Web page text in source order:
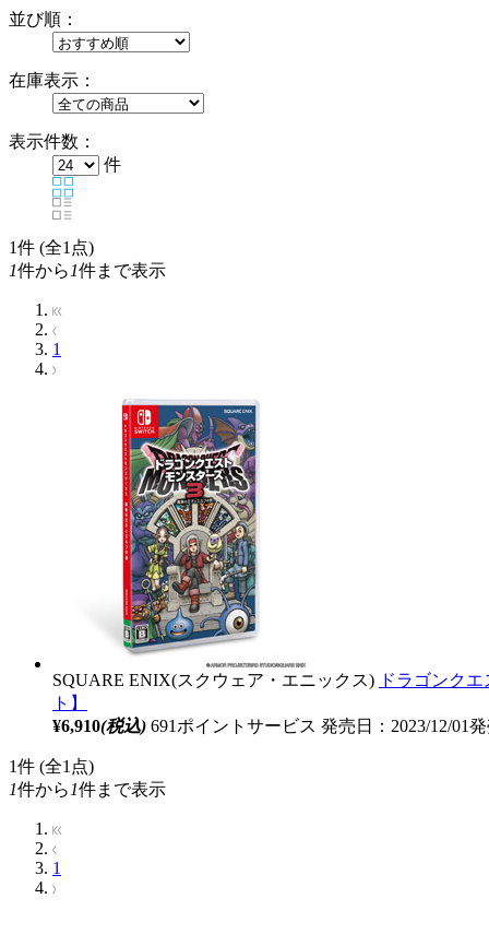
並び順：
在庫表示：
表示件数：
件
1件 (全1点)
1件から 1件まで表示
1
SQUARE ENIX(スクウェア・エニックス) ドラゴンク
ト】
¥6,910(税込) 691ポイントサービス 発売日：2023/12/01
1件 (全1点)
1件から 1件まで表示
1